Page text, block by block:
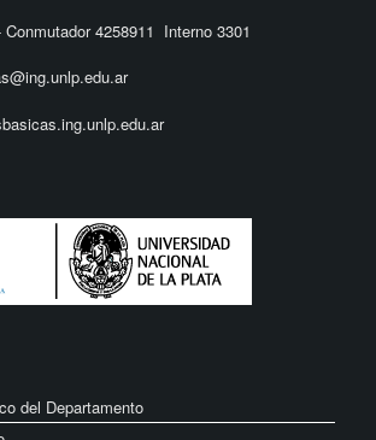
Conmutador 4258911 Interno 3301
del Departamento